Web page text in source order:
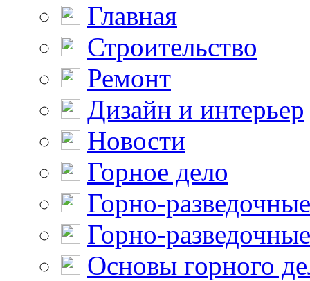
Главная
Строительство
Ремонт
Дизайн и интерьер
Новости
Горное дело
Горно-
Горно-
Основы горного